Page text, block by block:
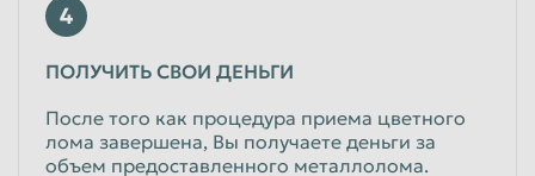
4
ПОЛУЧИТЬ СВОИ ДЕНЬГИ
После того как процедура приема цветного
лома завершена, Вы получаете деньги за
объем предоставленного металлолома.